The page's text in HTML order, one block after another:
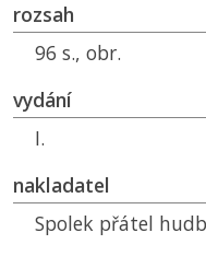
rozsah
96 s., obr.
vydání
I.
nakladatel
Spolek přátel